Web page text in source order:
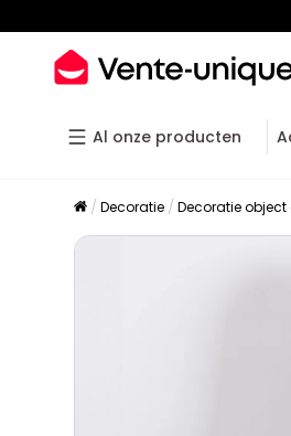
Al onze producten
Decoratie Decoratie